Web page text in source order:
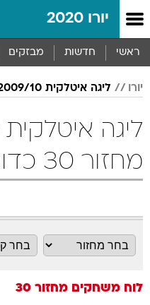
יורו 2020
ראשי חדשות מבזקים
יורו ליגה איטלקית 2009/10
מחזור 30 כדורגל
לוח משחקים מחזור 30